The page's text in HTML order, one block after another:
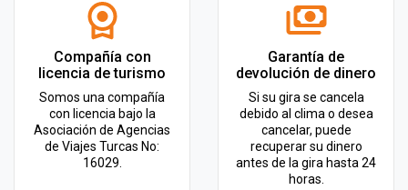
Compañía con
licencia de turismo
Somos una compañía
con licencia bajo la
Asociación de Agencias
de Viajes Turcas No:
16029.
Garantía de
devolución de dinero
Si su gira se cancela
debido al clima o desea
cancelar, puede
recuperar su dinero
antes de la gira hasta 24
horas.